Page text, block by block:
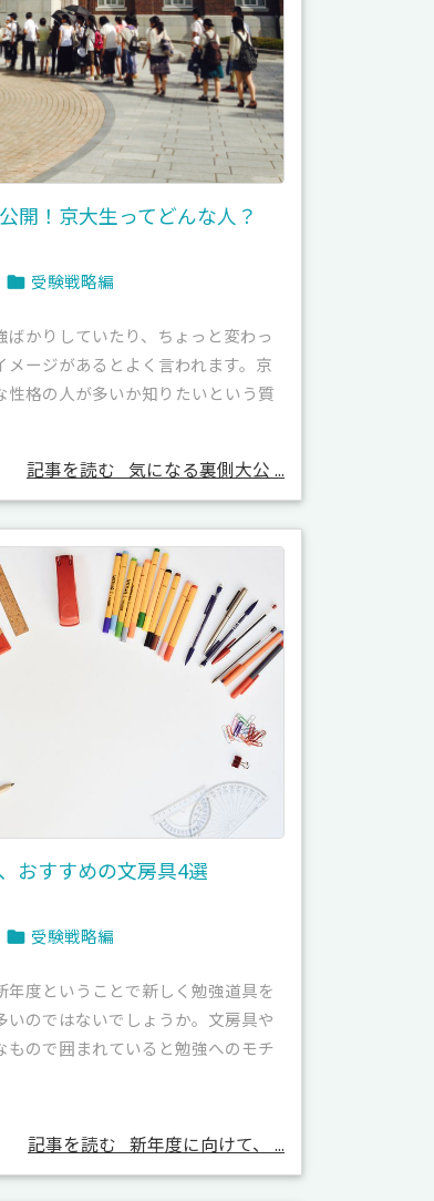
開！京大生ってどんな人？
 受験戦略編
ばかりしていたり、ちょっと変わっ
ージがあるとよく言われます。京
性格の人が多いか知りたいという質
記事を読む 気になる裏側大公 ...
おすすめの文房具4選
 受験戦略編
年度ということで新しく勉強道具を
いのではないでしょうか。文房具や
もので囲まれていると勉強へのモチ
記事を読む 新年度に向けて、 ...